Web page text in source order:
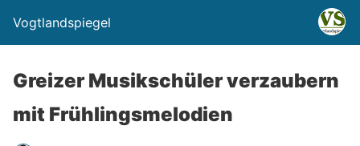
Vogtlandspiegel
Greizer Musikschüler verzaubern
mit Frühlingsmelodien